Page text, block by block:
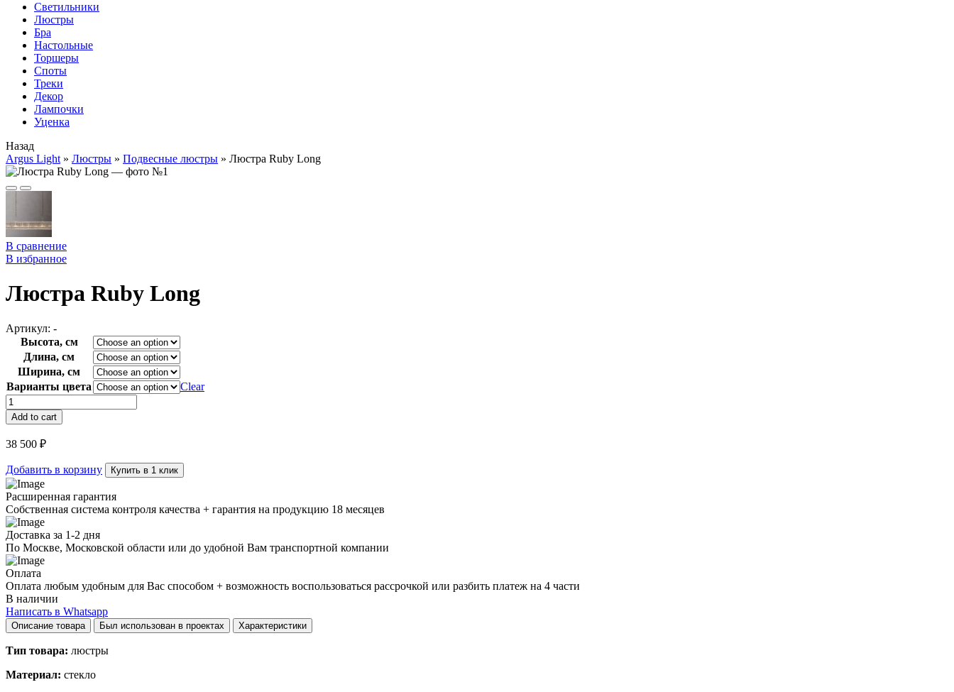
Cветильники
Люстры
Бра
Настольные
Торшеры
Споты
Треки
Декор
Лампочки
Уценка
Назад
Argus Light » Люстры » Подвесные люстры » Люстра Ruby Long
В сравнение
В избранное
Люстра Ruby Long
Артикул: -
Высота, см
Длина, см
Ширина, см
Варианты цвета
Clear
Люстра
Ruby
Long
quantity
Add to cart
38 500 ₽
Добавить в корзину Купить в 1 клик
Расширенная гарантия
Собственная система контроля качества + гарантия на продукцию 18 месяцев
Доставка за 1-2 дня
По Москве, Московской области или до удобной Вам транспортной компании
Оплата
Оплата любым удобным для Вас способом + возможность воспользоваться рассрочкой или разбить платеж на 4 части
В наличии
Написать в Whatsapp
Описание товара Был использован в проектах Характеристики
Тип товара: люстры
Материал: стекло